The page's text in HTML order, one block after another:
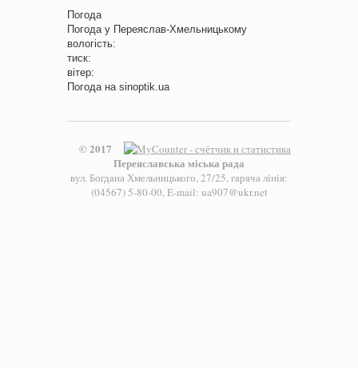
Погода
Погода у Переяслав-Хмельницькому
вологість:
тиск:
вітер:
Погода на sinoptik.ua
© 2017
Переяславська міська рада
вул. Богдана Хмельницького, 27/25, гаряча лінія:
(04567) 5-80-00, E-mail: ua907@ukr.net